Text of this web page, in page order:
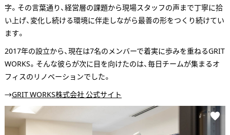
字。その言葉通り、経営層の課題から現場スタッフの声まで丁寧に拾
い上げ、変化し続ける環境に伴走しながら最善の形をつくり続けてい
ます。
2017年の設立から、現在は7名のメンバーで着実に歩みを重ねるGRIT
WORKS。そんな彼らが次に目を向けたのは、毎日チームが集まるオ
フィスのリノベーションでした。
→GRIT WORKS株式会社 公式サイト